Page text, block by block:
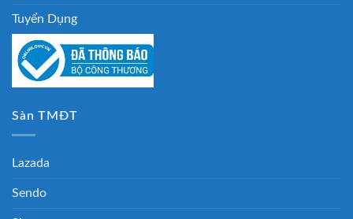
Tuyển Dụng
Sàn TMĐT
Lazada
Sendo